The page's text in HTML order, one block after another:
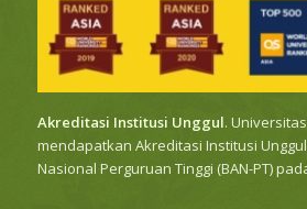
Akreditasi Institusi Unggul.
mendapatkan Akreditasi Institusi
Nasional Perguruan Tinggi (BAN-PT)